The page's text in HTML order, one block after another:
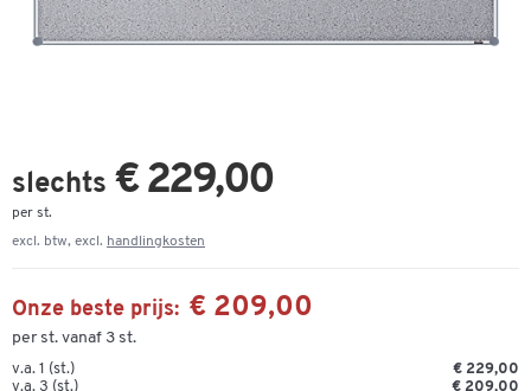
slechts € 229,00
per st.
excl. btw, excl. handlingkosten
Onze beste prijs: € 209,00
per st. vanaf 3 st.
v.a. 1 (st.)
€ 229,00
v.a. 3 (st.)
€ 209,00